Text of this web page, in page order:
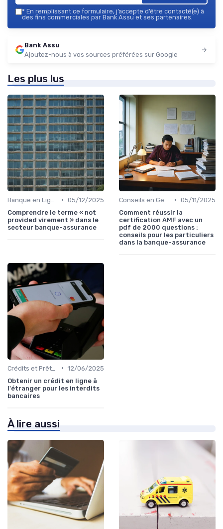
* En remplissant ce formulaire, j’accepte d’être contacté(e) à
des fins commerciales par Bank Assu et ses partenaires.
Bank Assu
Ajoutez-nous à vos sources préférées sur Google
Les plus lus
• 05/12/2025
Comprendre le terme « not
provided virement » dans le
secteur banque-assurance
• 05/11/2025
Comment réussir la
certification AMF avec un
pdf de 2000 questions :
conseils pour les particuliers
dans la banque-assurance
• 12/06/2025
Obtenir un crédit en ligne à
l'étranger pour les interdits
bancaires
À lire aussi